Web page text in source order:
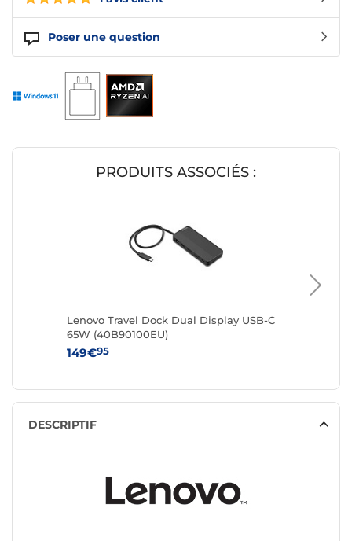
Poser une question
PRODUITS ASSOCIÉS :
Lenovo Travel Dock Dual Display USB-C
65W (40B90100EU)
149€95
DESCRIPTIF